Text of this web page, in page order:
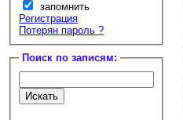
запомнить
Регистрация
Потерян пароль ?
Поиск по записям: